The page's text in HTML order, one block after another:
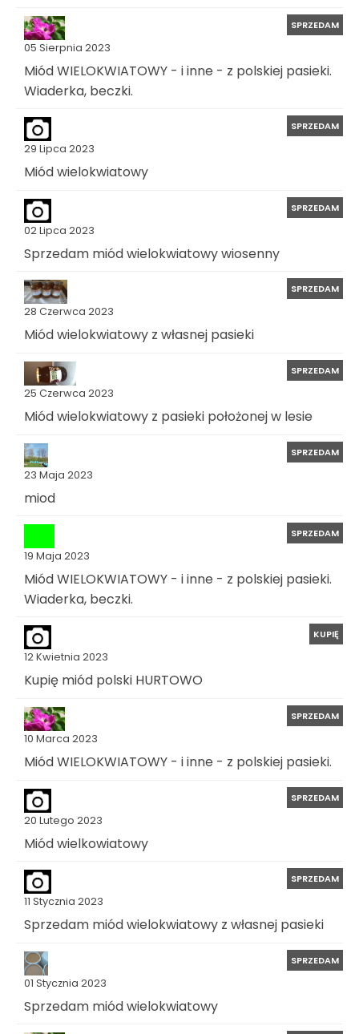
05 Sierpnia 2023
SPRZEDAM
Miód WIELOKWIATOWY - i inne - z polskiej pasieki.
Wiaderka, beczki.
29 Lipca 2023
SPRZEDAM
Miód wielokwiatowy
02 Lipca 2023
SPRZEDAM
Sprzedam miód wielokwiatowy wiosenny
28 Czerwca 2023
SPRZEDAM
Miód wielokwiatowy z własnej pasieki
25 Czerwca 2023
SPRZEDAM
Miód wielokwiatowy z pasieki położonej w lesie
23 Maja 2023
SPRZEDAM
miod
19 Maja 2023
SPRZEDAM
Miód WIELOKWIATOWY - i inne - z polskiej pasieki.
Wiaderka, beczki.
12 Kwietnia 2023
KUPIĘ
Kupię miód polski HURTOWO
10 Marca 2023
SPRZEDAM
Miód WIELOKWIATOWY - i inne - z polskiej pasieki.
20 Lutego 2023
SPRZEDAM
Miód wielkowiatowy
11 Stycznia 2023
SPRZEDAM
Sprzedam miód wielokwiatowy z własnej pasieki
01 Stycznia 2023
SPRZEDAM
Sprzedam miód wielokwiatowy